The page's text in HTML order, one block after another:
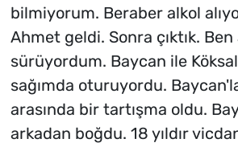
bilmiyorum. Beraber alkol
Ahmet geldi. Sonra çıktık. Ben
sürüyordum. Baycan ile
sağımda oturuyordu.
arasında bir tartışma oldu.
arkadan boğdu. 18 yıldır